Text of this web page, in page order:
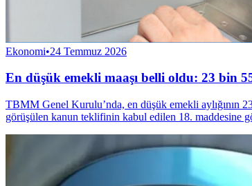
Ekonomi•24 Temmuz 2026
En düşük emekli maaşı belli oldu: 23 bin
TBMM Genel Kurulu’nda, en düşük emekli
görüşülen kanun teklifinin kabul edilen 18. maddesine